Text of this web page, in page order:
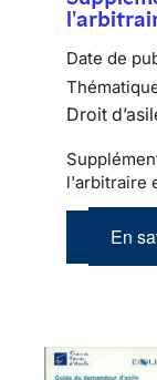
Date de
Droit
l'arbitraire
En